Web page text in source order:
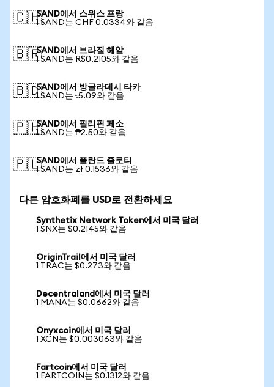
🇨🇭SAND에서 스위스 프랑
1 SAND는 CHF 0.0334와 같음
🇧🇷SAND에서 브라질 헤알
1 SAND는 R$0.2105와 같음
🇧🇩SAND에서 방글라데시 타카
1 SAND는 ৳5.09와 같음
🇵🇭SAND에서 필리핀 페소
1 SAND는 ₱2.50와 같음
🇵🇱SAND에서 폴란드 즐로티
1 SAND는 zł 0.1536와 같음
다른 암호화폐를 USD로 전환하세요
Synthetix Network Token에서 미국 달러
1 SNX는 $0.2145와 같음
OriginTrail에서 미국 달러
1 TRAC는 $0.273와 같음
Decentraland에서 미국 달러
1 MANA는 $0.0662와 같음
Onyxcoin에서 미국 달러
1 XCN는 $0.003063와 같음
Fartcoin에서 미국 달러
1 FARTCOIN는 $0.1312와 같음